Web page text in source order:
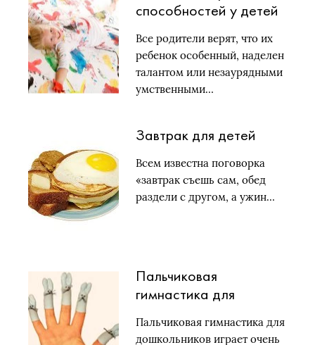
способностей у детей
Все родители верят, что их
ребенок особенный, наделен
талантом или незаурядными
умственными…
Завтрак для детей
Всем известна поговорка
«завтрак съешь сам, обед
раздели с другом, а ужин…
Пальчиковая
гимнастика для
Пальчиковая гимнастика для
дошкольников играет очень